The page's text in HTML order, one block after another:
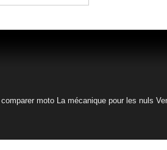
comparer moto La mécanique pour les nuls